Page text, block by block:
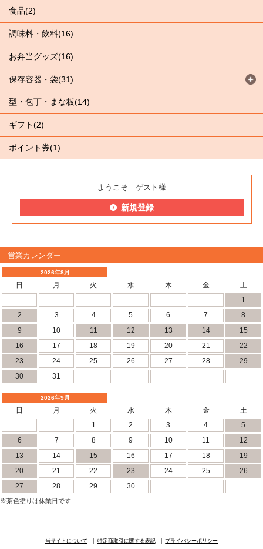
食品(2)
調味料・飲料(16)
お弁当グッズ(16)
保存容器・袋(31)
型・包丁・まな板(14)
ギフト(2)
ポイント券(1)
ようこそ ゲスト様
新規登録
営業カレンダー
2026年8月
日 月 火 水 木 金
土
1
2
3 4 5 6 7
8
9
10 11 12 13 14
15
16
17 18 19 20 21
22
23
24 25 26 27 28
29
30
31
2026年9月
日 月 火 水 木 金
土
1
2 3 4
5
6
7 8 9 10 11
12
13
14 15 16 17 18
19
20
21 22 23 24 25
26
27
28 29 30
※茶色塗りは休業日です
当サイトについて 特定商取引に関する表記 プライバシーポリシー